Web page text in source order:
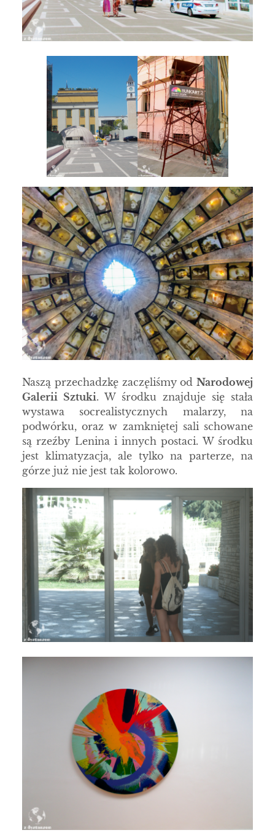
Naszą przechadzkę zaczęliśmy od Narodowej
Galerii Sztuki. W środku znajduje się stała
wystawa socrealistycznych malarzy, na
podwórku, oraz w zamkniętej sali schowane
są rzeźby Lenina i innych postaci. W środku
jest klimatyzacja, ale tylko na parterze, na
górze już nie jest tak kolorowo.